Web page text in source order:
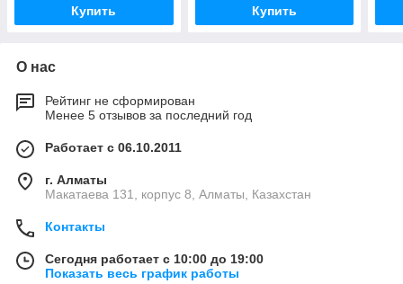
Купить Купить
О нас
Рейтинг не сформирован
Менее 5 отзывов за последний год
Работает с 06.10.2011
г. Алматы
Макатаева 131, корпус 8, Алматы, Казахстан
Контакты
Сегодня работает с 10:00 до 19:00
Показать весь график работы